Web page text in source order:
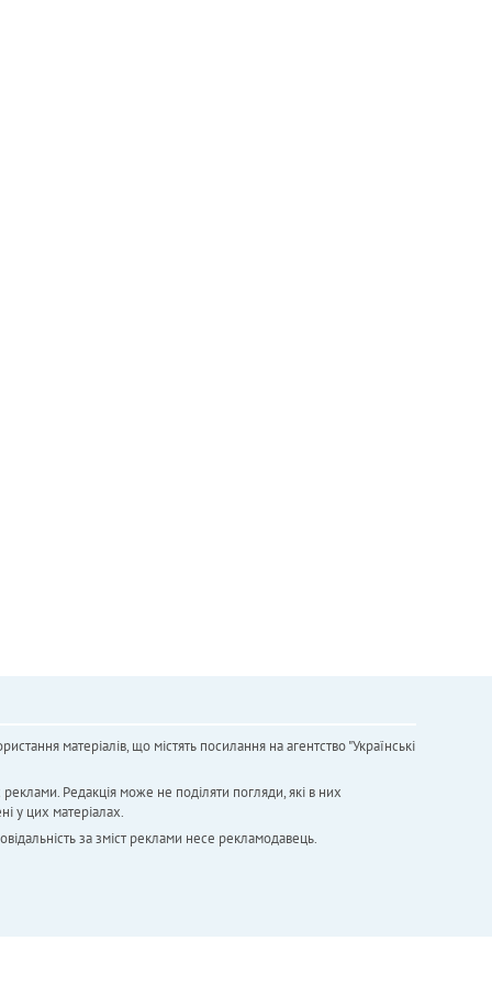
матеріалів, що містять посилання на агентство "Українськi
Редакція може не поділяти погляди, які в них
у цих матеріалах.
за зміст реклами несе рекламодавець.